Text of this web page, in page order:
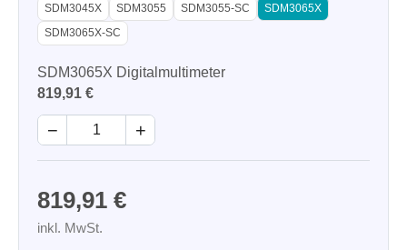
SDM3045X SDM3055 SDM3055-SC
SDM3065X
SDM3065X-SC
SDM3065X Digitalmultimeter
819,91 €
− +
819,91 €
inkl. MwSt.